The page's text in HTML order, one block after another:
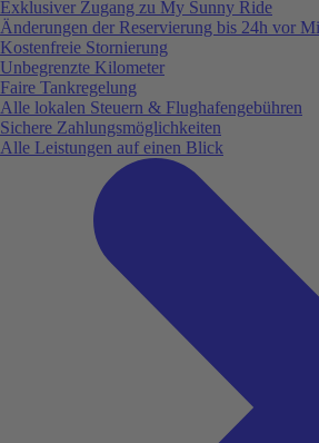
Exklusiver Zugang zu My Sunny Ride
Änderungen der Reservierung bis 24h vor
Kostenfreie Stornierung
Unbegrenzte Kilometer
Faire Tankregelung
Alle lokalen Steuern & Flughafengebühren
Sichere Zahlungsmöglichkeiten
Alle Leistungen auf einen Blick